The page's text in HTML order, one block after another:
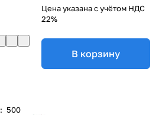
: 500
Цена указана с учётом НДС
22%
В корзину